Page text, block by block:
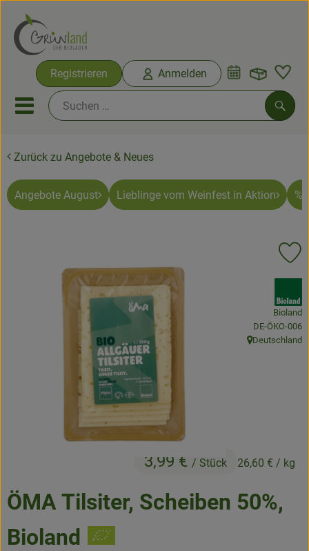
Registrieren Anmelden
Mobiles Menu öffnen oder
Ökokisten
Bio-Kochkisten
Obst & Gemüse
Angebote & Neues
Naturwaren
Vorratskammer
Getränke
Jobkiste
Zurück zu Angebote & Neues
Angebote August Lieblinge vom Weinfest in Aktion %
ÖMA Tilsiter, Scheiben 50%,
Bioland
3,99 € / Stück 26,60 € / kg
Bioland
, Kontrollstelle:
DE-ÖKO-006
, Herkunft:
Deutschland